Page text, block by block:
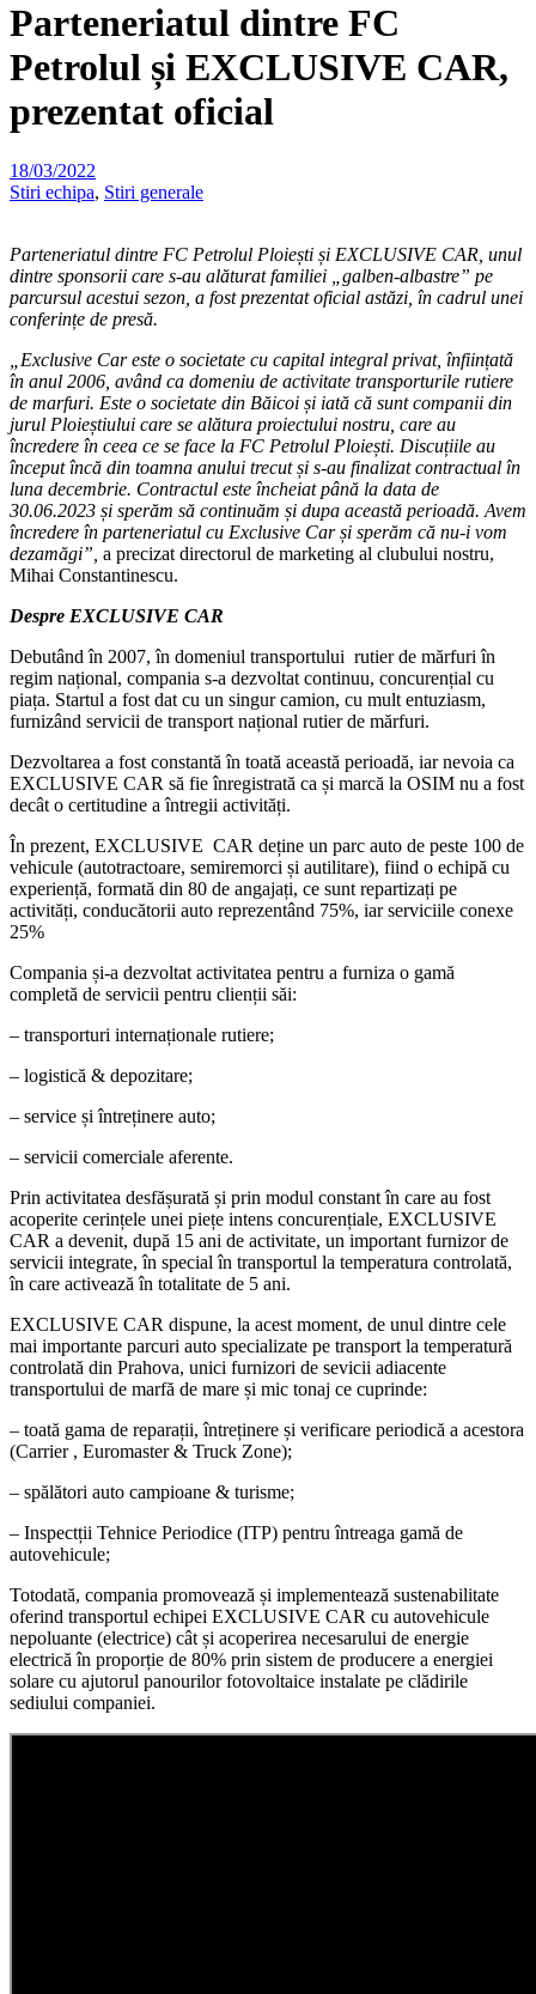
Parteneriatul dintre FC
Petrolul și EXCLUSIVE CAR,
prezentat oficial
18/03/2022
Stiri echipa, Stiri generale
Parteneriatul dintre FC Petrolul Ploiești și EXCLUSIVE CAR, unul
dintre sponsorii care s-au alăturat familiei „galben-albastre” pe
parcursul acestui sezon, a fost prezentat oficial astăzi, în cadrul unei
conferințe de presă.
„Exclusive Car este o societate cu capital integral privat, înființată
în anul 2006, având ca domeniu de activitate transporturile rutiere
de marfuri. Este o societate din Băicoi și iată că sunt companii din
jurul Ploieștiului care se alătura proiectului nostru, care au
încredere în ceea ce se face la FC Petrolul Ploiești. Discuțiile au
început încă din toamna anului trecut și s-au finalizat contractual în
luna decembrie. Contractul este încheiat până la data de
30.06.2023 și sperăm să continuăm și dupa această perioadă. Avem
încredere în parteneriatul cu Exclusive Car și sperăm că nu-i vom
dezamăgi”, a precizat directorul de marketing al clubului nostru,
Mihai Constantinescu.
Despre EXCLUSIVE CAR
Debutând în 2007, în domeniul transportului rutier de mărfuri în
regim național, compania s-a dezvoltat continuu, concurențial cu
piața. Startul a fost dat cu un singur camion, cu mult entuziasm,
furnizând servicii de transport național rutier de mărfuri.
Dezvoltarea a fost constantă în toată această perioadă, iar nevoia ca
EXCLUSIVE CAR să fie înregistrată ca și marcă la OSIM nu a fost
decât o certitudine a întregii activități.
În prezent, EXCLUSIVE CAR deține un parc auto de peste 100 de
vehicule (autotractoare, semiremorci și autilitare), fiind o echipă cu
experiență, formată din 80 de angajați, ce sunt repartizați pe
activități, conducătorii auto reprezentând 75%, iar serviciile conexe
25%
Compania și-a dezvoltat activitatea pentru a furniza o gamă
completă de servicii pentru clienții săi:
– transporturi internaționale rutiere;
– logistică & depozitare;
– service și întreținere auto;
– servicii comerciale aferente.
Prin activitatea desfășurată și prin modul constant în care au fost
acoperite cerințele unei piețe intens concurențiale, EXCLUSIVE
CAR a devenit, după 15 ani de activitate, un important furnizor de
servicii integrate, în special în transportul la temperatura controlată,
în care activează în totalitate de 5 ani.
EXCLUSIVE CAR dispune, la acest moment, de unul dintre cele
mai importante parcuri auto specializate pe transport la temperatură
controlată din Prahova, unici furnizori de sevicii adiacente
transportului de marfă de mare și mic tonaj ce cuprinde:
– toată gama de reparații, întreținere și verificare periodică a acestora
(Carrier , Euromaster & Truck Zone);
– spălători auto campioane & turisme;
– Inspectții Tehnice Periodice (ITP) pentru întreaga gamă de
autovehicule;
Totodată, compania promovează și implementează sustenabilitate
oferind transportul echipei EXCLUSIVE CAR cu autovehicule
nepoluante (electrice) cât și acoperirea necesarului de energie
electrică în proporție de 80% prin sistem de producere a energiei
solare cu ajutorul panourilor fotovoltaice instalate pe clădirile
sediului companiei.